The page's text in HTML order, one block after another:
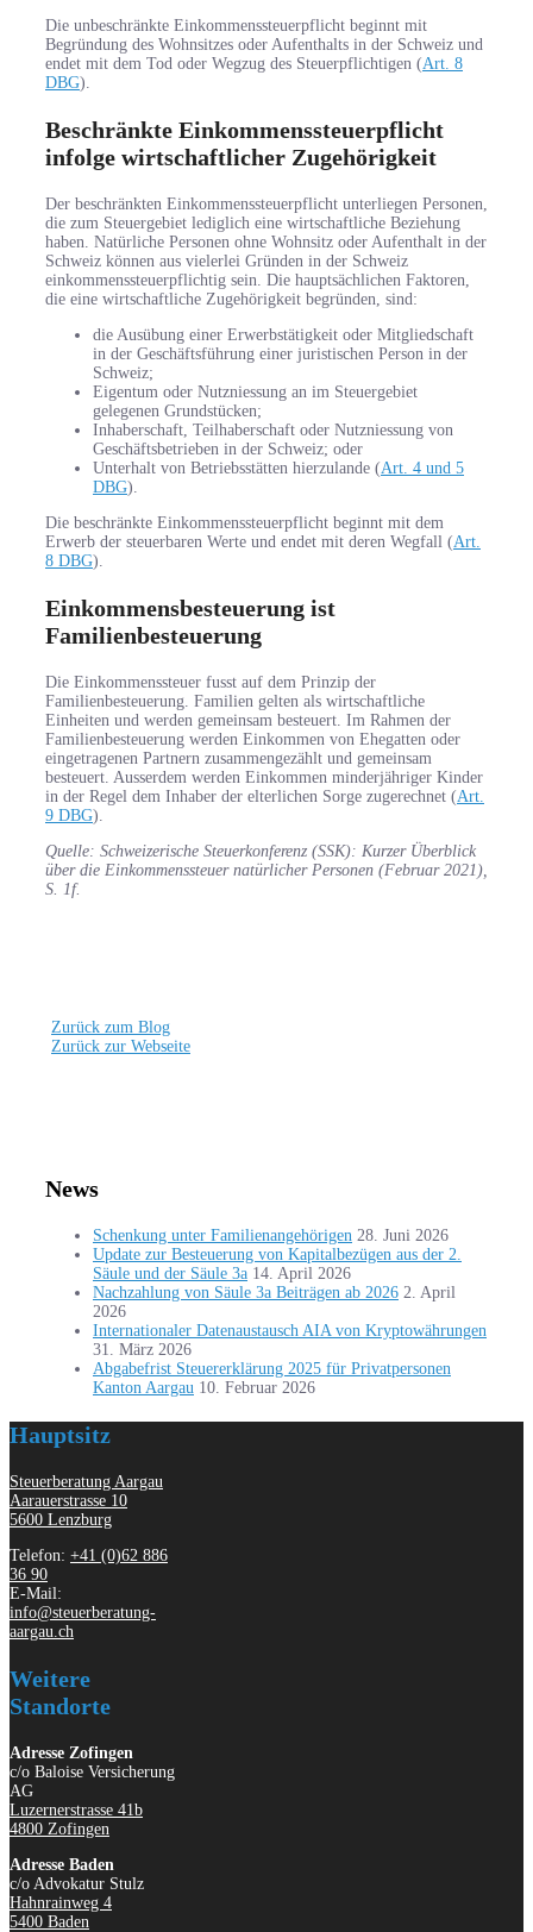
Die unbeschränkte Einkommenssteuerpflicht beginnt mit
Begründung des Wohnsitzes oder Aufenthalts in der Schweiz und
endet mit dem Tod oder Wegzug des Steuerpflichtigen (Art. 8
DBG).
Beschränkte Einkommenssteuerpflicht
infolge wirtschaftlicher Zugehörigkeit
Der beschränkten Einkommenssteuerpflicht unterliegen Personen,
die zum Steuergebiet lediglich eine wirtschaftliche Beziehung
haben. Natürliche Personen ohne Wohnsitz oder Aufenthalt in der
Schweiz können aus vielerlei Gründen in der Schweiz
einkommenssteuerpflichtig sein. Die hauptsächlichen Faktoren,
die eine wirtschaftliche Zugehörigkeit begründen, sind:
die Ausübung einer Erwerbstätigkeit oder Mitgliedschaft
in der Geschäftsführung einer juristischen Person in der
Schweiz;
Eigentum oder Nutzniessung an im Steuergebiet
gelegenen Grundstücken;
Inhaberschaft, Teilhaberschaft oder Nutzniessung von
Geschäftsbetrieben in der Schweiz; oder
Unterhalt von Betriebsstätten hierzulande (Art. 4 und 5
DBG).
Die beschränkte Einkommenssteuerpflicht beginnt mit dem
Erwerb der steuerbaren Werte und endet mit deren Wegfall (Art.
8 DBG).
Einkommensbesteuerung ist
Familienbesteuerung
Die Einkommenssteuer fusst auf dem Prinzip der
Familienbesteuerung. Familien gelten als wirtschaftliche
Einheiten und werden gemeinsam besteuert. Im Rahmen der
Familienbesteuerung werden Einkommen von Ehegatten oder
eingetragenen Partnern zusammengezählt und gemeinsam
besteuert. Ausserdem werden Einkommen minderjähriger Kinder
in der Regel dem Inhaber der elterlichen Sorge zugerechnet (Art.
9 DBG).
Quelle: Schweizerische Steuerkonferenz (SSK): Kurzer Überblick
über die Einkommenssteuer natürlicher Personen (Februar 2021),
S. 1f.
Zurück zum Blog
Zurück zur Webseite
News
Schenkung unter Familienangehörigen 28. Juni 2026
Update zur Besteuerung von Kapitalbezügen aus der 2.
Säule und der Säule 3a 14. April 2026
Nachzahlung von Säule 3a Beiträgen ab 2026 2. April
2026
Internationaler Datenaustausch AIA von Kryptowährungen
31. März 2026
Abgabefrist Steuererklärung 2025 für Privatpersonen
Kanton Aargau 10. Februar 2026
Hauptsitz
Steuerberatung Aargau
Aarauerstrasse 10
5600 Lenzburg
Telefon: +41 (0)62 886
36 90
E-Mail:
info@steuerberatung-
aargau.ch
Weitere
Standorte
Adresse Zofingen
c/o Baloise Versicherung
AG
Luzernerstrasse 41b
4800 Zofingen
Adresse Baden
c/o Advokatur Stulz
Hahnrainweg 4
5400 Baden